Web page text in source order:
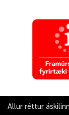
Allur réttur